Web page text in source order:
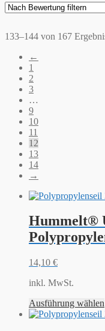
133–144 von 167
←
1
2
3
…
9
10
11
12
13
14
→
Hummelt®
14,10 €
inkl. MwSt.
Ausführung wählen